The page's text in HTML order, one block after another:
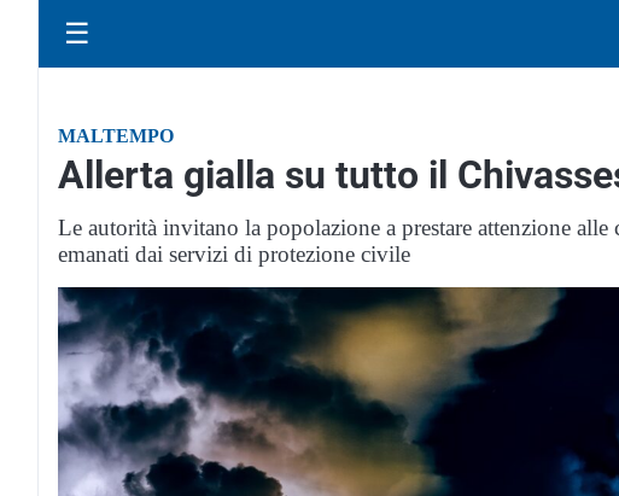
☰
MALTEMPO
Allerta gialla su tutto il
Le autorità invitano la popolazione a prestare attenzione
emanati dai servizi di protezione civile